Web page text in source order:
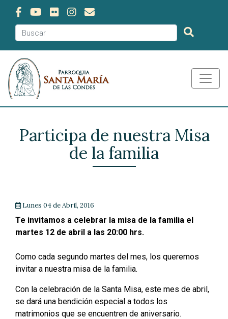
Participa de nuestra Misa
de la familia
Lunes 04 de Abril, 2016
Te invitamos a celebrar la misa de la familia el
martes 12 de abril a las 20:00 hrs.
Como cada segundo martes del mes, los queremos
invitar a nuestra misa de la familia.
Con la celebración de la Santa Misa, este mes de abril,
se dará una bendición especial a todos los
matrimonios que se encuentren de aniversario.